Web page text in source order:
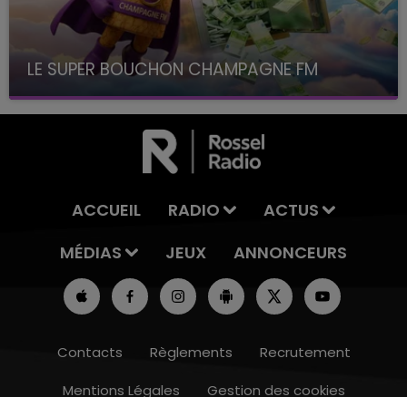
LE SUPER BOUCHON CHAMPAGNE FM
avec La Famille Champagne FM, à 8H10
ACCUEIL RADIO
ACTUS
MÉDIAS
JEUX ANNONCEURS
Contacts Règlements
Recrutement
Mentions Légales
Gestion des cookies